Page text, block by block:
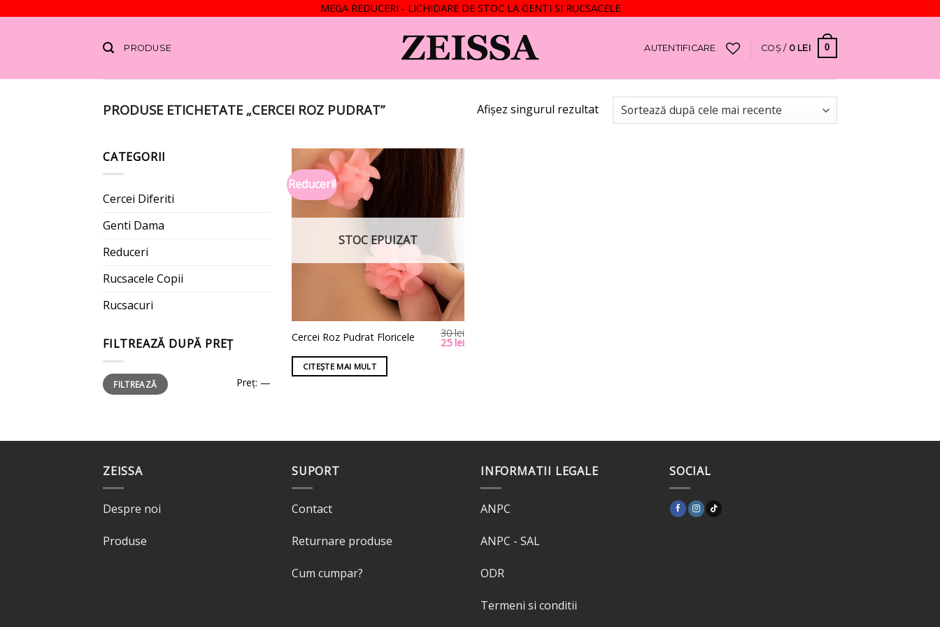
MEGA REDUCERI - LICHIDARE DE STOC LA GENTI SI RUCSACELE
PRODUSE AUTENTIFICARE COȘ / 0 LEI 0
PRODUSE ETICHETATE „CERCEI ROZ PUDRAT” Afișez singurul rezultat
CATEGORII
Cercei Diferiti
Genti Dama
Reduceri
Rucsacele Copii
Rucsacuri
FILTREAZĂ DUPĂ PREȚ
Preț
minim
Preț
maxim
FILTREAZĂ Preț: —
Reduceri!
Add to
wishlist
STOC EPUIZAT
Cercei Roz Pudrat Floricele 30lei
Prețul
25leiPrețul
CITEȘTE MAI MULT
ZEISSA
Despre noi
Produse
SUPORT
Contact
Returnare produse
Cum cumpar?
INFORMATII LEGALE
ANPC
ANPC - SAL
ODR
Termeni si conditii
SOCIAL